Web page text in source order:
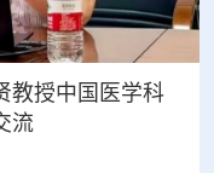
教授中国医学科
流